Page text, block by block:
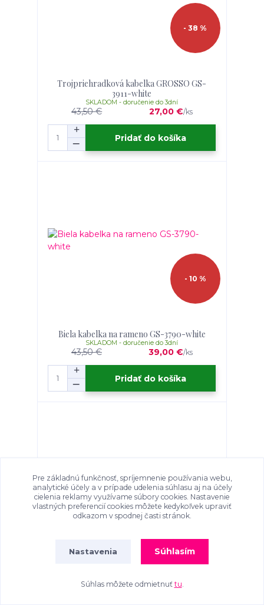
- 38 %
Trojpriehradková kabelka GROSSO GS-
3911-white
43,50 € 27,00 €/ks
SKLADOM - doručenie do 3dní
Pridať do košíka
- 10 %
Biela kabelka na rameno GS-3790-white
43,50 € 39,00 €/ks
SKLADOM - doručenie do 3dní
Pridať do košíka
- 45 %
JPS022-white
Pre základnú funkčnosť, spríjemnenie používania webu,
analytické účely a v prípade udelenia súhlasu aj na účely
cielenia reklamy využívame súbory cookies. Nastavenie
vlastných preferencií cookies môžete kedykoľvek upraviť
odkazom v spodnej časti stránok.
Nastavenia Súhlasím
Súhlas môžete odmietnuť tu
SKVĚLÉ4.9/5